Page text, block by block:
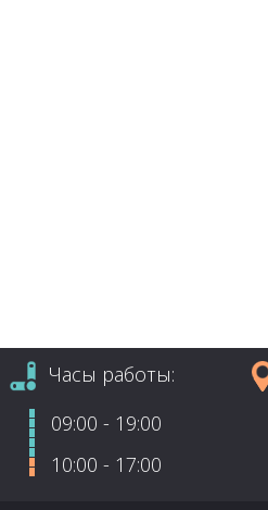
Часы работы:
09:00 - 19:00
10:00 - 17:00